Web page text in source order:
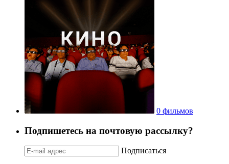
0 фильмов
Подпишетесь на почтовую рассылку?
Подписаться